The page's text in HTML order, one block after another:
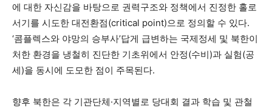
에 대한 자신감을 바탕으로 권력구조와 정책에서 진정한 홀로
서기를 시도한 대전환점(critical point)으로 정의할 수 있다.
‘콤플렉스와 야망의 승부사’답게 급변하는 국제정세 및 북한이
처한 환경을 냉철히 진단한 기초위에서 안정(수비)과 실험(공
세)을 동시에 도모한 점이 주목된다.
향후 북한은 각 기관단체·지역별로 당대회 결과 학습 및 관철